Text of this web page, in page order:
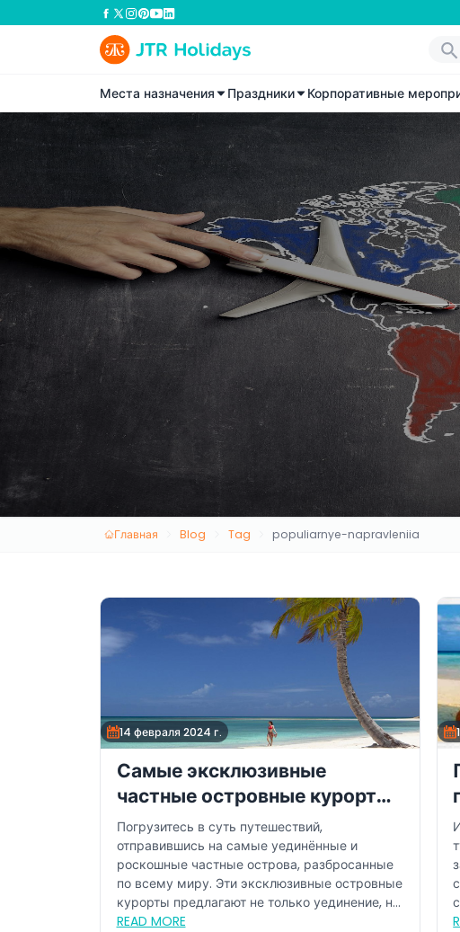
Места назначения Праздники Корпоративные
Главная Blog Tag populiarnye-napravleniia
14 февраля 2024 г.
Самые эксклюзивные
частные островные курорты
мира
Погрузитесь в суть путешествий,
отправившись на самые уединённые и
роскошные частные острова, разбросанные
по всему миру. Эти эксклюзивные островные
курорты предлагают не только уединение, но
и непрев...
READ MORE